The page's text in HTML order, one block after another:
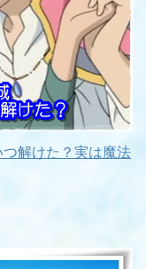
解けた？実は魔法